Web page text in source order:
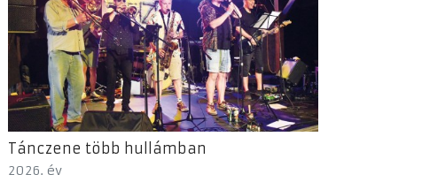
Tánczene több hullámban
2026. év